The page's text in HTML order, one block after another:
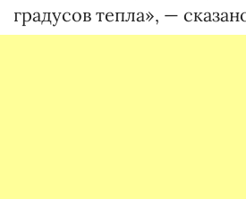
градусов тепла», —